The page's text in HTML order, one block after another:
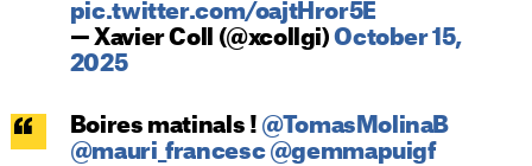
pic.twitter.com/oajtHror5E
— Xavier Coll (@xcollgi)October 15,
2025
Boires matinals ! @TomasMolinaB
@mauri_francesc @gemmapuigf